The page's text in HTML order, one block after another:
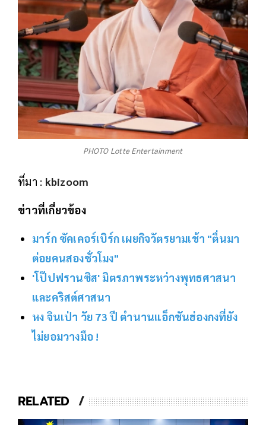
PHOTO Lotte Entertainment
ที่มา : kbizoom
ข่าวที่เกี่ยวข้อง
มาร์ก ซัคเคอร์เบิร์ก เผยกิจวัตรยามเช้า "ตื่นมา
ต่อยคนสองชั่วโมง"
'โป๊ปฟรานซิส' มิตรภาพระหว่างพุทธศาสนา
และคริสต์ศาสนา
หง จินเป่า วัย 73 ปี ตำนานแอ็กชันฮ่องกงที่ยัง
ไม่ยอมวางมือ !
RELATED